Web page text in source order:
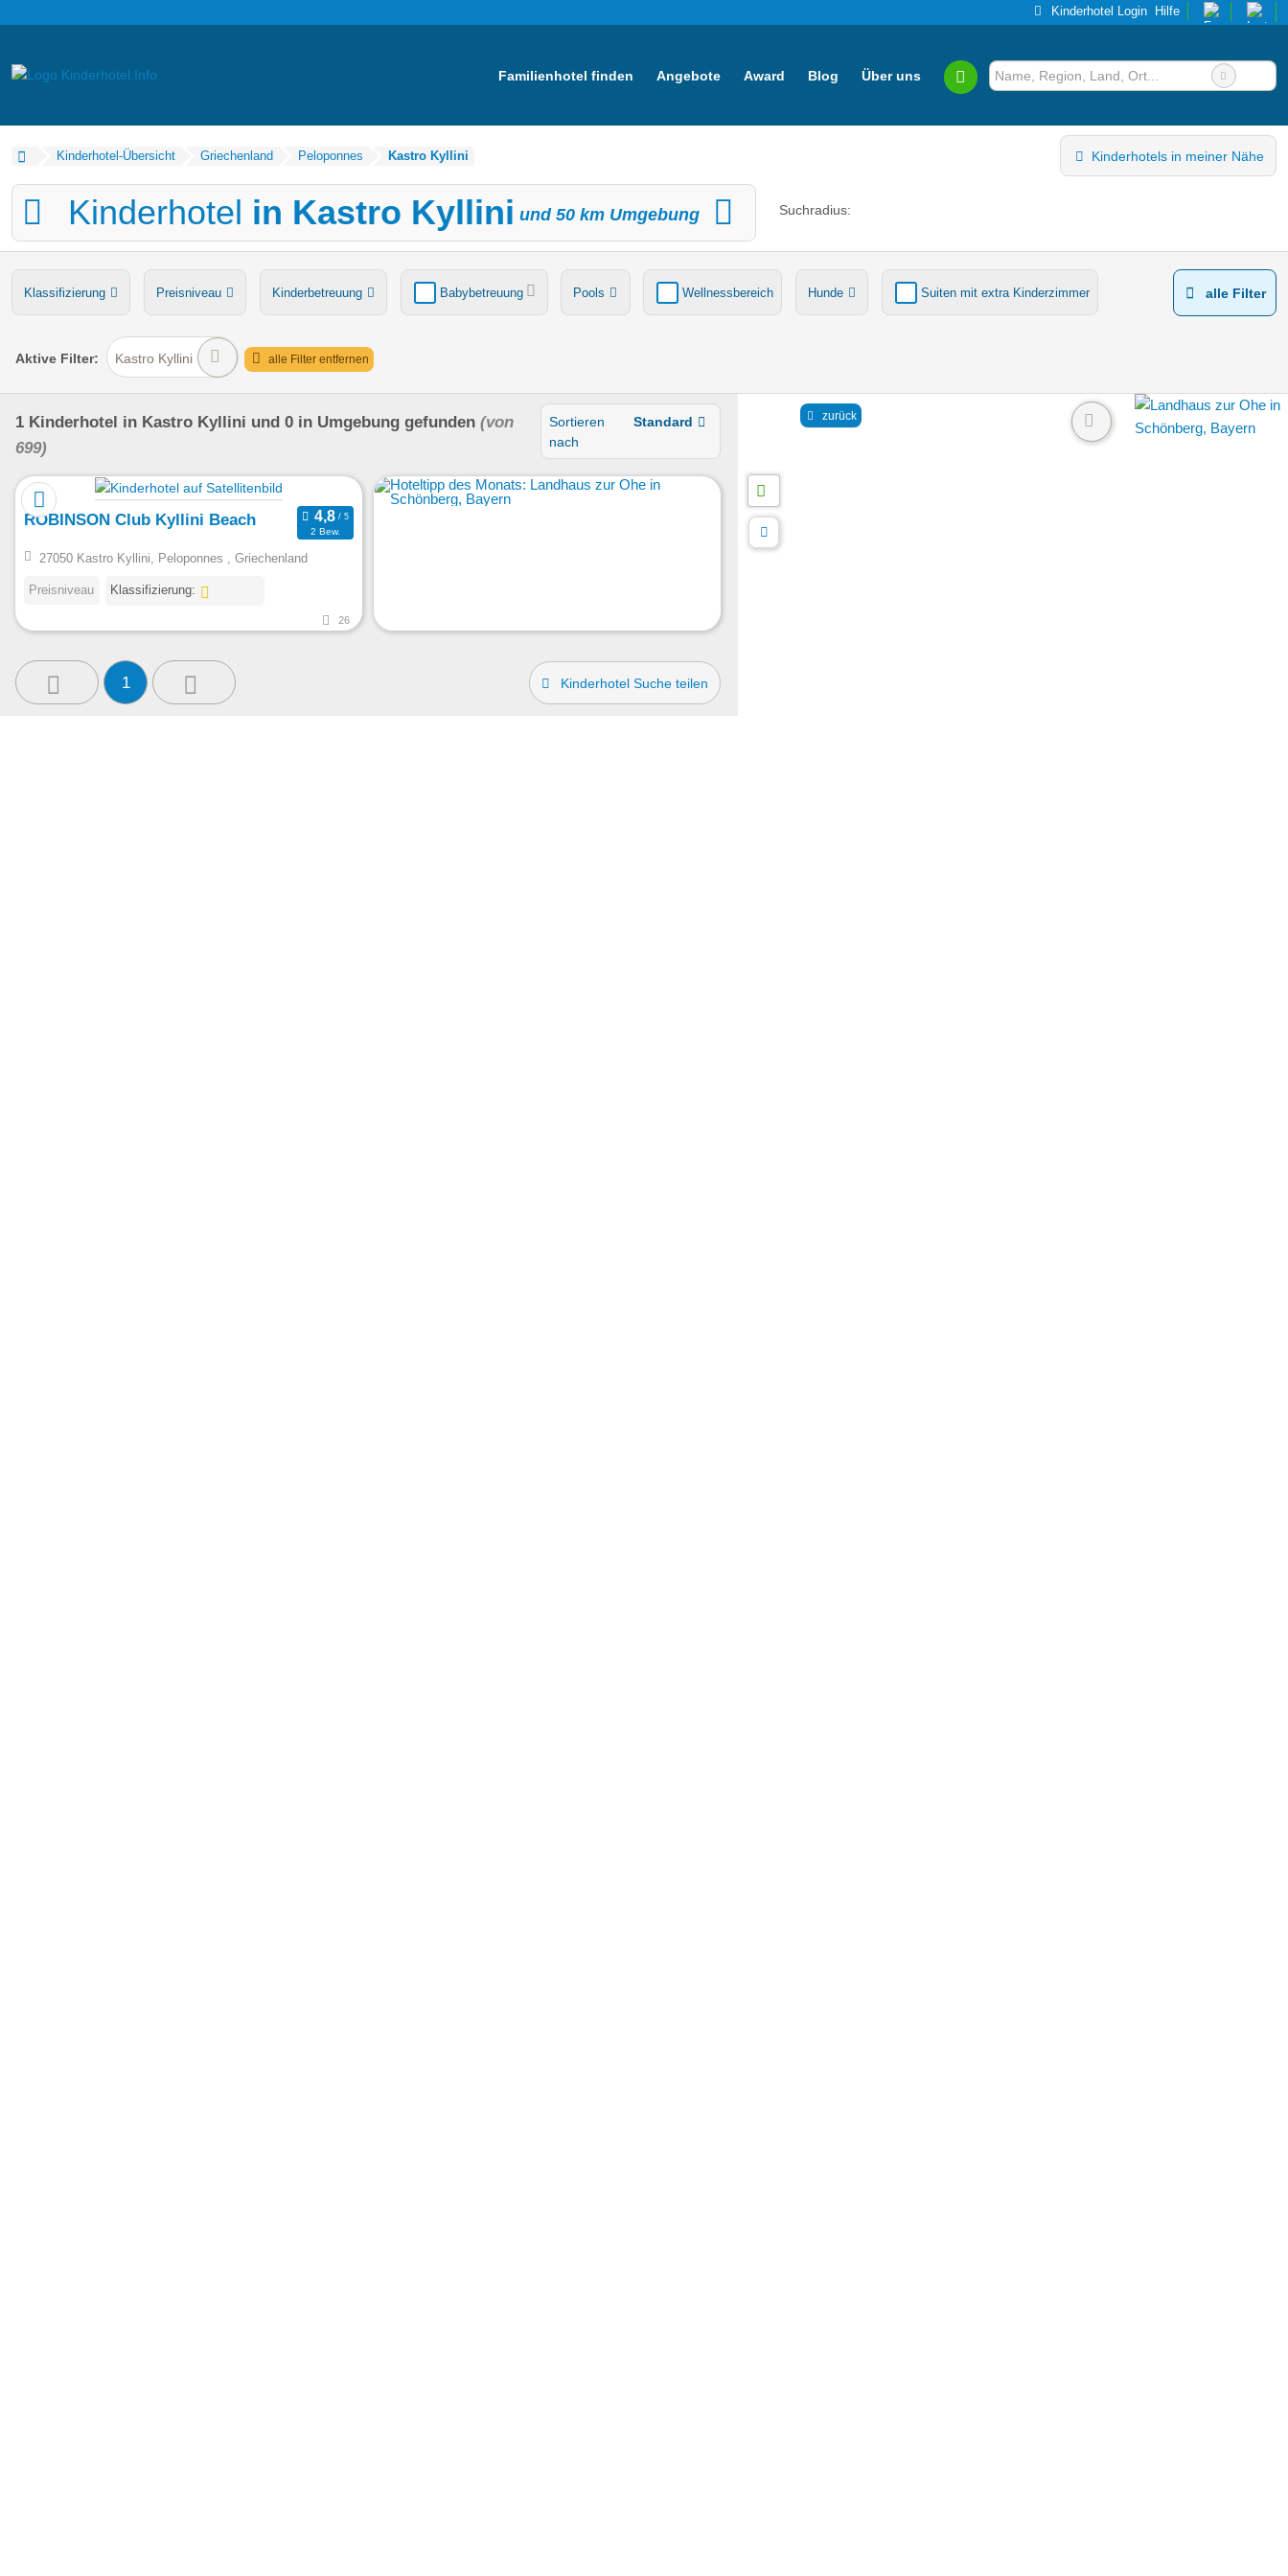
Kinderhotel Login Hilfe
Familienhotel finden Angebote Award Blog Über uns
Kinderhotel-Übersicht Griechenland Peloponnes Kastro Kyllini Kinderhotels in meiner Nähe
Kinderhotel in Kastro Kyllini und 50 km Umgebung Suchradius:
Klassifizierung Preisniveau Kinderbetreuung Babybetreuung Pools Wellnessbereich Hunde Suiten mit extra Kinderzimmer
Verpflegung Bauernhof Ponyreiten
alle Filter
Aktive Filter: Kastro Kyllini alle Filter entfernen
1 Kinderhotel in Kastro Kyllini und 0 in Umgebung gefunden (von
699)
Sortieren
nach
Standard
ROBINSON Club Kyllini Beach
2 Bew.
27050 Kastro Kyllini, Peloponnes , Griechenland
Preisniveau Klassifizierung:
26
1 Kinderhotel Suche teilen
zurück